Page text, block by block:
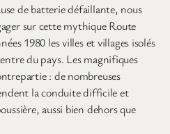
de batterie défaillante, nous
sur cette mythique Route
1980 les villes et villages isolés
du pays. Les magnifiques
: de nombreuses
la conduite difficile et
aussi bien dehors que